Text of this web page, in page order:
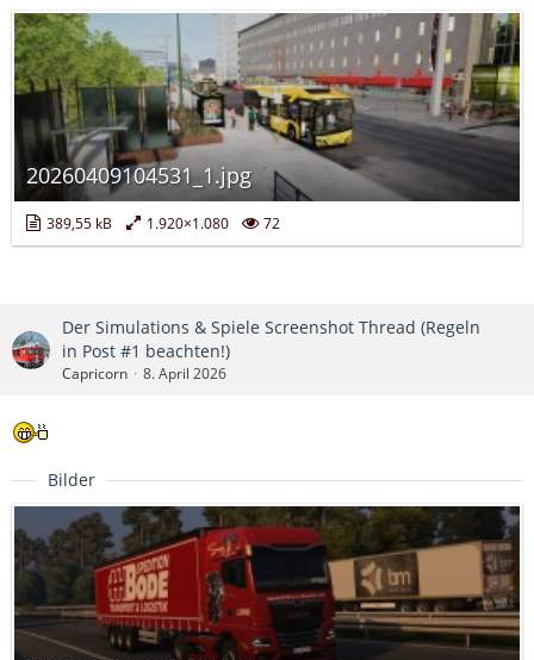
20260409104531_1.jpg
389,55 kB 1.920×1.080 72
Der Simulations & Spiele Screenshot Thread (Regeln
in Post #1 beachten!)
Capricorn 8. April 2026
Bilder